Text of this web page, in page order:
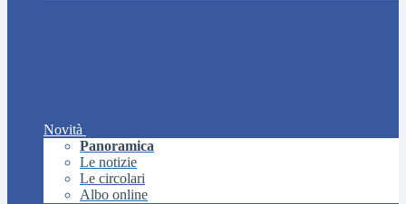
Novità
Panoramica
Le notizie
Le circolari
Albo online